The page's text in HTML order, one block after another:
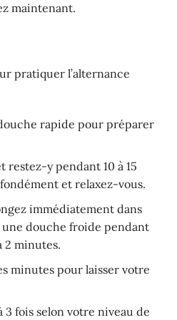
maintenant.
pratiquer l’alternance
rapide pour préparer
restez-y pendant 10 à 15
et relaxez-vous.
immédiatement dans
une douche froide pendant
2 minutes.
minutes pour laisser votre
3 fois selon votre niveau de